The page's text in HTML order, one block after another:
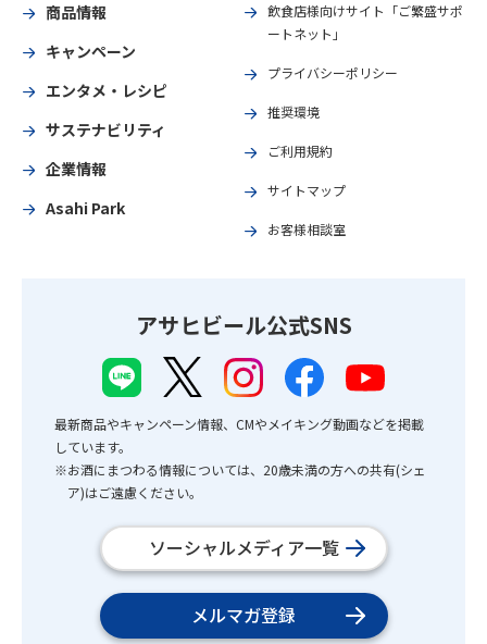
商品情報
キャンペーン
エンタメ・レシピ
サステナビリティ
企業情報
Asahi Park
飲食店様向けサイト「ご繁盛サポ
ートネット」
プライバシーポリシー
推奨環境
ご利用規約
サイトマップ
お客様相談室
アサヒビール公式SNS
最新商品やキャンペーン情報、CMやメイキング動画などを掲載
しています。
※お酒にまつわる情報については、20歳未満の方への共有(シェ
ア)はご遠慮ください。
ソーシャルメディア一覧
メルマガ登録